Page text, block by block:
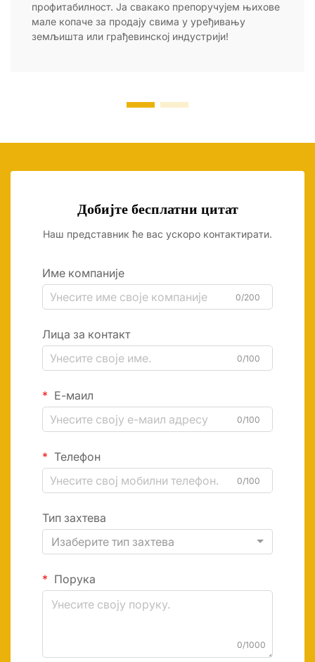
профитабилност. Ја свакако препоручујем њихове
мале копаче за продају свима у уређивању
земљишта или грађевинској индустрији!
Добијте бесплатни цитат
Наш представник ће вас ускоро контактирати.
Име компаније
0/200
Лица за контакт
0/100
Е-маил
0/100
Телефон
0/100
Тип захтева
Изаберите тип захтева
Порука
0/1000